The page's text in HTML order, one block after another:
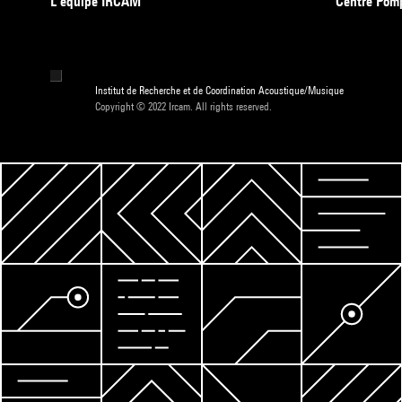
Institut de Recherche et de Coordination Acoustique/Musique
Copyright © 2022 Ircam. All rights reserved.